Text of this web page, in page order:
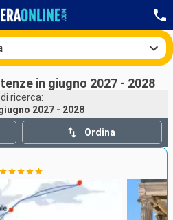
Compagnie
in giugno 2027 - 2028
ricerca:
2027 - 2028
Ordina